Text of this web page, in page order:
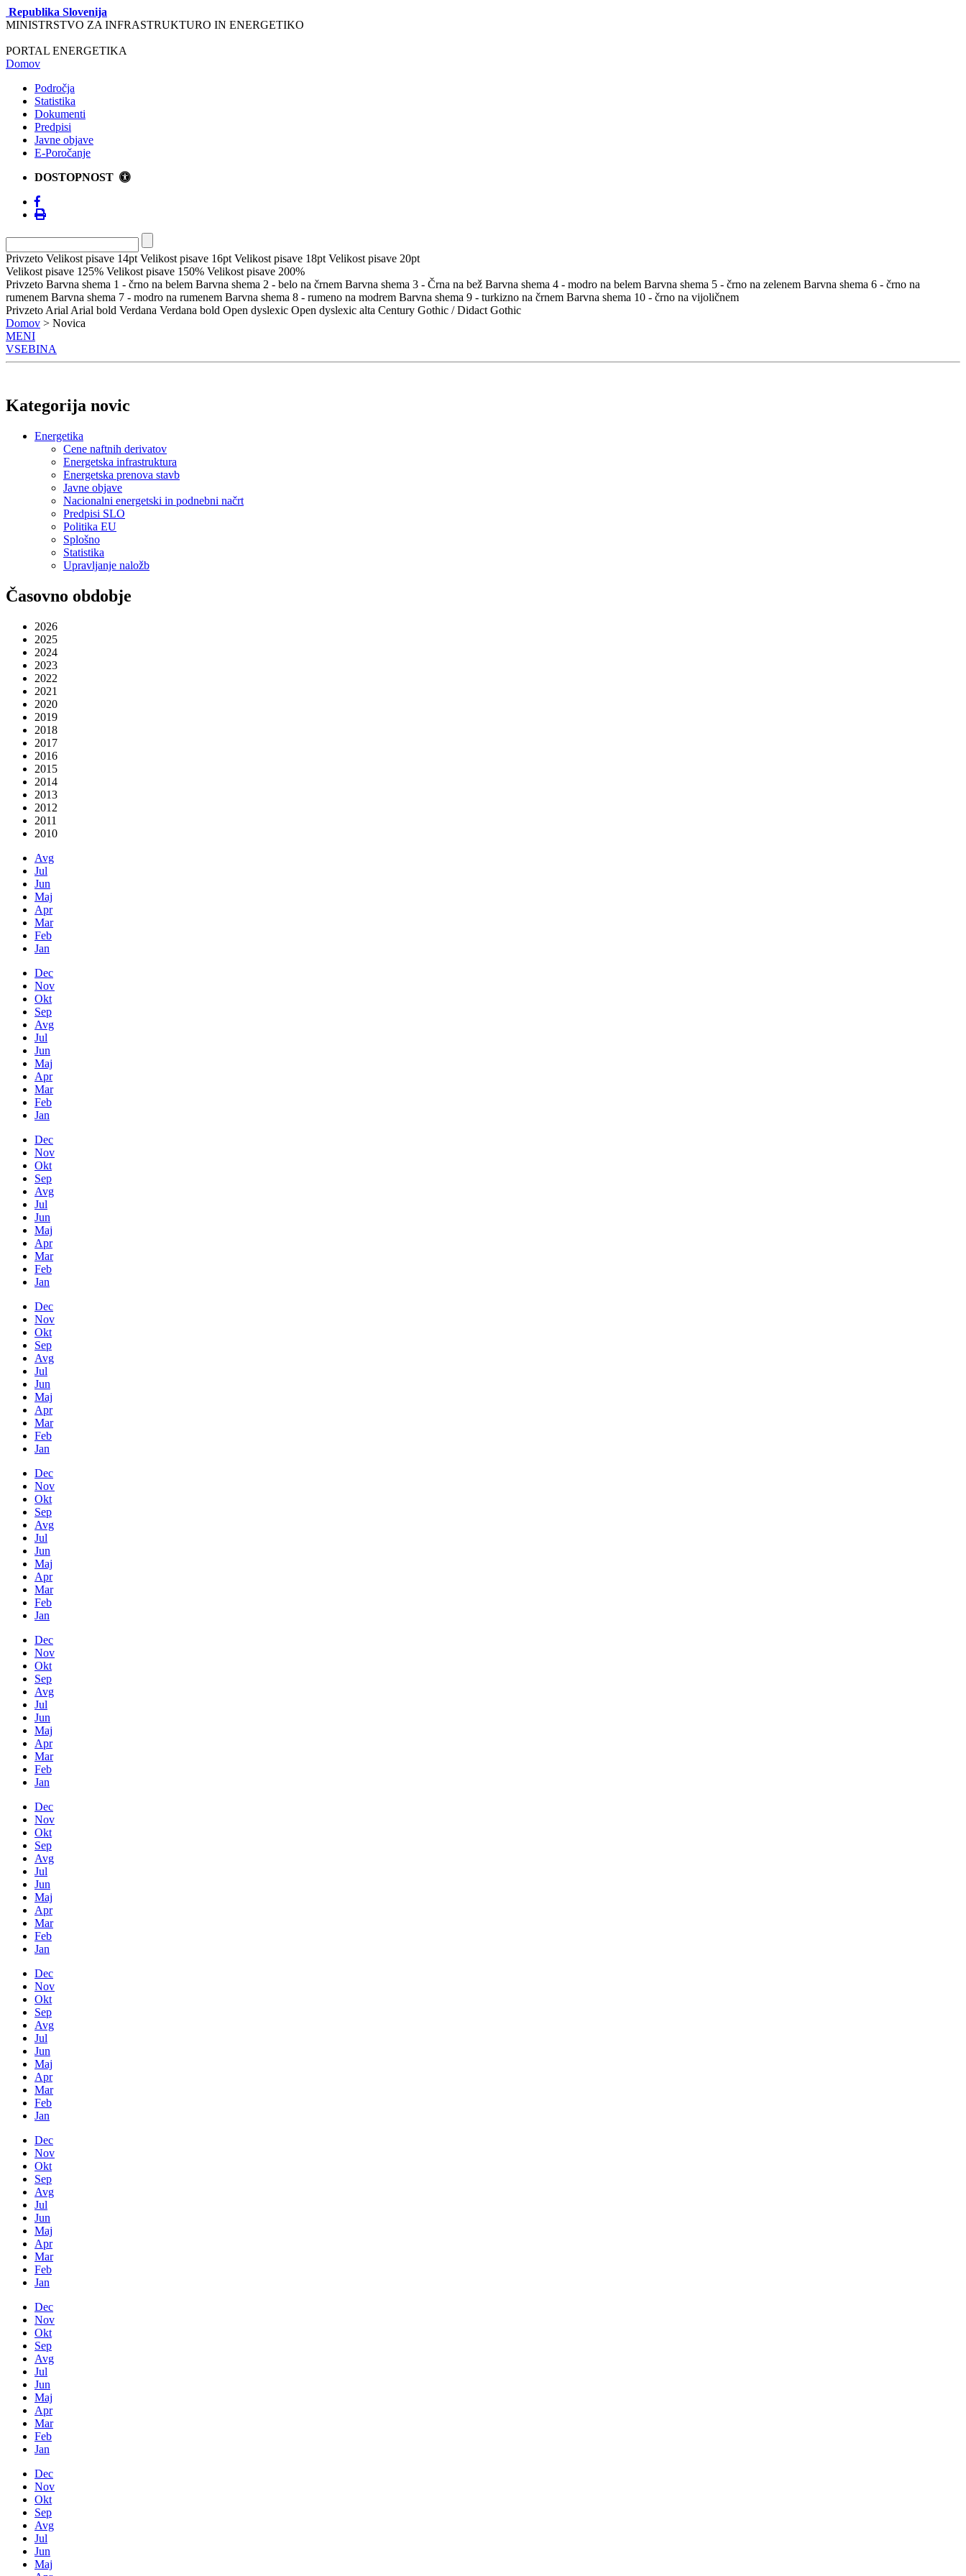
Republika Slovenija
MINISTRSTVO ZA INFRASTRUKTURO IN ENERGETIKO
PORTAL ENERGETIKA
Domov
Področja
Statistika
Dokumenti
Predpisi
Javne objave
E-Poročanje
DOSTOPNOST
Privzeto Velikost pisave 14pt Velikost pisave 16pt Velikost pisave 18pt Velikost pisave 20pt
Velikost pisave 125% Velikost pisave 150% Velikost pisave 200%
Privzeto Barvna shema 1 - črno na belem Barvna shema 2 - belo na črnem Barvna shema 3 - Črna na bež Barvna shema 4 - modro na belem Barvna shema 5 - črno na zelenem Barvna shema 6 - črno na
rumenem Barvna shema 7 - modro na rumenem Barvna shema 8 - rumeno na modrem Barvna shema 9 - turkizno na črnem Barvna shema 10 - črno na vijoličnem
Privzeto Arial Arial bold Verdana Verdana bold Open dyslexic Open dyslexic alta Century Gothic / Didact Gothic
Domov > Novica
MENI
VSEBINA
Kategorija novic
Energetika
Cene naftnih derivatov
Energetska infrastruktura
Energetska prenova stavb
Javne objave
Nacionalni energetski in podnebni načrt
Predpisi SLO
Politika EU
Splošno
Statistika
Upravljanje naložb
Časovno obdobje
2026
2025
2024
2023
2022
2021
2020
2019
2018
2017
2016
2015
2014
2013
2012
2011
2010
Avg
Jul
Jun
Maj
Apr
Mar
Feb
Jan
Dec
Nov
Okt
Sep
Avg
Jul
Jun
Maj
Apr
Mar
Feb
Jan
Dec
Nov
Okt
Sep
Avg
Jul
Jun
Maj
Apr
Mar
Feb
Jan
Dec
Nov
Okt
Sep
Avg
Jul
Jun
Maj
Apr
Mar
Feb
Jan
Dec
Nov
Okt
Sep
Avg
Jul
Jun
Maj
Apr
Mar
Feb
Jan
Dec
Nov
Okt
Sep
Avg
Jul
Jun
Maj
Apr
Mar
Feb
Jan
Dec
Nov
Okt
Sep
Avg
Jul
Jun
Maj
Apr
Mar
Feb
Jan
Dec
Nov
Okt
Sep
Avg
Jul
Jun
Maj
Apr
Mar
Feb
Jan
Dec
Nov
Okt
Sep
Avg
Jul
Jun
Maj
Apr
Mar
Feb
Jan
Dec
Nov
Okt
Sep
Avg
Jul
Jun
Maj
Apr
Mar
Feb
Jan
Dec
Nov
Okt
Sep
Avg
Jul
Jun
Maj